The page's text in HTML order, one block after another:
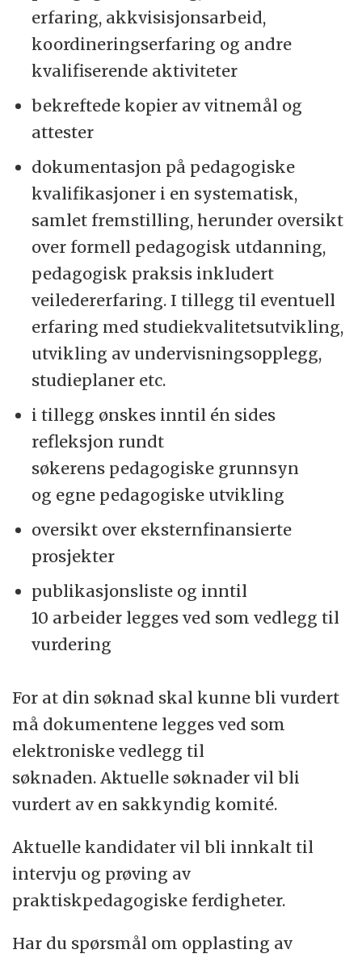
erfaring, akkvisisjonsarbeid,
koordineringserfaring og andre
kvalifiserende aktiviteter
bekreftede kopier av vitnemål og
attester
dokumentasjon på pedagogiske
kvalifikasjoner i en systematisk,
samlet fremstilling, herunder oversikt
over formell pedagogisk utdanning,
pedagogisk praksis inkludert
veiledererfaring. I tillegg til eventuell
erfaring med studiekvalitetsutvikling,
utvikling av undervisningsopplegg,
studieplaner etc.
i tillegg ønskes inntil én sides
refleksjon rundt
søkerens pedagogiske grunnsyn
og egne pedagogiske utvikling
oversikt over eksternfinansierte
prosjekter
publikasjonsliste og inntil
10 arbeider legges ved som vedlegg til
vurdering
For at din søknad skal kunne bli vurdert
må dokumentene legges ved som
elektroniske vedlegg til
søknaden. Aktuelle søknader vil bli
vurdert av en sakkyndig komité.
Aktuelle kandidater vil bli innkalt til
intervju og prøving av
praktiskpedagogiske ferdigheter.
Har du spørsmål om opplasting av